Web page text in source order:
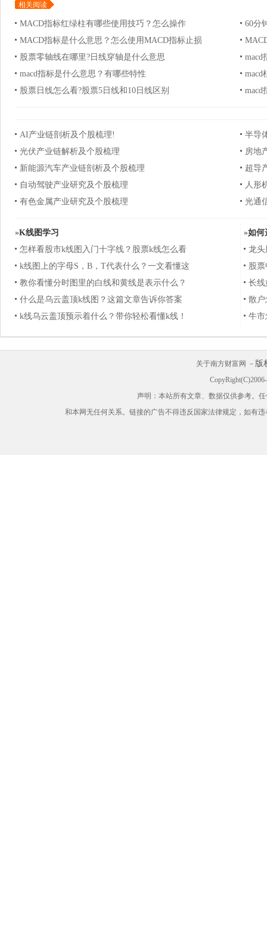
相关阅读
MACD指标红绿柱有哪些使用技巧？怎么操作
60分
MACD指标是什么意思？怎么使用MACD指标止损
股票零轴线在哪里?日线穿轴是什么意思
macd
macd指标是什么意思？有哪些特性
macd
股票日线怎么看?股票5日线和10日线区别
macd
AI产业链剖析及个股梳理!
半导
光伏产业链解析及个股梳理
房地
新能源汽车产业链剖析及个股梳理
超导
自动驾驶产业研究及个股梳理
人形
有色金属产业研究及个股梳理
光通
»K线图学习
怎样看股市k线图入门十字线？股票k线怎么看
k线图上的字母S，B，T代表什么？一文看懂这
教你看懂分时图里的白线和黄线是表示什么？
什么是乌云盖顶k线图？这篇文章告诉你答案
k线乌云盖顶预示着什么？带你轻松看懂k线！
»如何
龙头
股
长线
散户
牛市
关于南方财富网 － 版
声明：本站所有文章、数据仅供参考。
和本网无任何关系。链接的广告不得违反国家法律规定，如有